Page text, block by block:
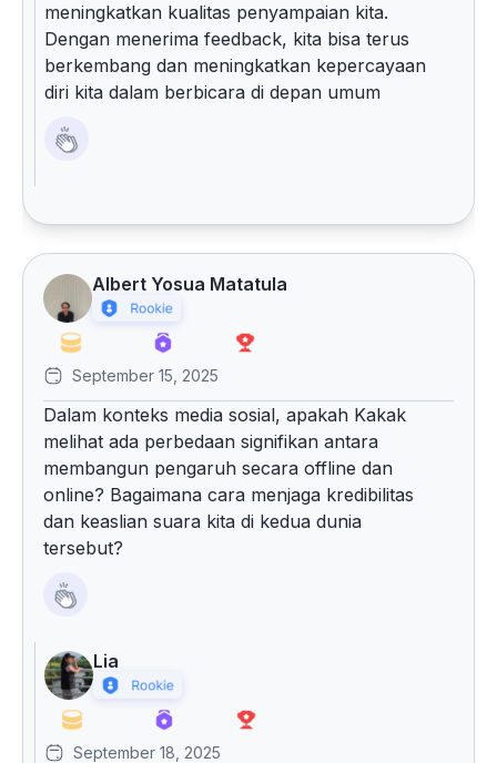
meningkatkan kualitas penyampaian kita.
Dengan menerima feedback, kita bisa terus
berkembang dan meningkatkan kepercayaan
diri kita dalam berbicara di depan umum
Albert Yosua Matatula
September 15, 2025
Dalam konteks media sosial, apakah Kakak
melihat ada perbedaan signifikan antara
membangun pengaruh secara offline dan
online? Bagaimana cara menjaga kredibilitas
dan keaslian suara kita di kedua dunia
tersebut?
Lia
September 18, 2025